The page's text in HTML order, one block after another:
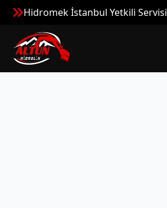
Hidromek İstanbul Yetkili Servisi